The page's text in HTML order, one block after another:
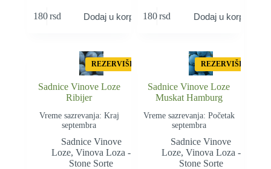
180rsd Dodaj u korpu 180 rsd Dodaj u korpu
REZERVIŠI
Sadnice Vinove Loze
Ribijer
Vreme sazrevanja: Kraj
septembra
Sadnice Vinove
Loze,Vinova Loza -
Stone Sorte
REZERVIŠI
Sadnice Vinove Loze
Muskat Hamburg
Vreme sazrevanja: Početak
septembra
Sadnice Vinove
Loze, Vinova Loza -
Stone Sorte